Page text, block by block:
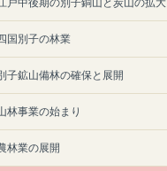
戸中後期の別子銅山と炭山の拡大
国別子の林業
子鉱山備林の確保と展開
林事業の始まり
林業の展開